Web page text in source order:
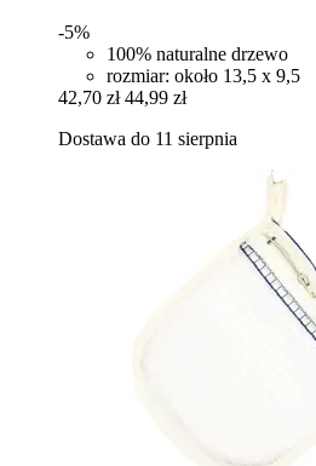
-5%
100% naturalne drzewo
rozmiar: około 13,5 x 9,5
42,70 zł 44,99 zł
Dostawa do 11 sierpnia